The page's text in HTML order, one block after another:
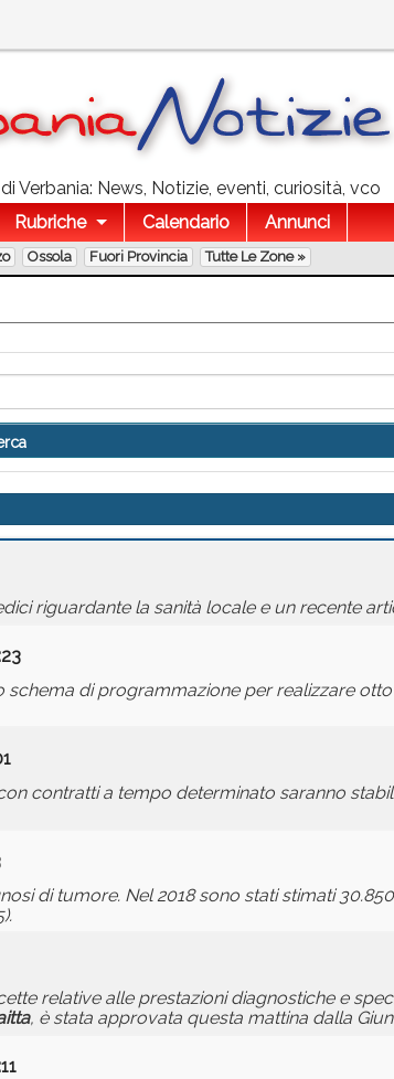
Verbania: News, Notizie, eventi, curiosità, vco
Rubriche Calendario Annunci
Ossola Fuori Provincia Tutte Le Zone »
riguardante la sanità locale e un recente
schema di programmazione per realizzare
contratti a tempo determinato saranno
di tumore. Nel 2018 sono stati stimati
relative alle prestazioni diagnostiche e
, è stata approvata questa mattina dalla